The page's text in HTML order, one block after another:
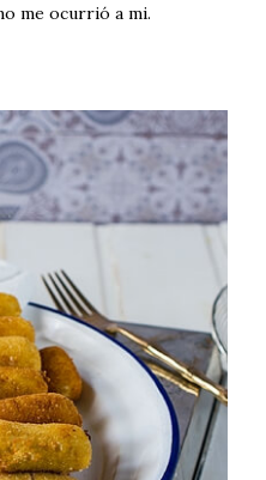
me ocurrió a mi.